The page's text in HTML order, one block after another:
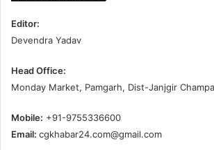
Editor:
Devendra Yadav
Head Office:
Monday Market, Pamgarh, Dist-Janjgir
Mobile: +91-9755336600
Email: cgkhabar24.com@gmail.com